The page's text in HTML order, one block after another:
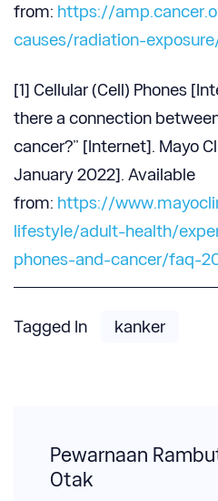
from: https://
causes/radiation-
[1] Cellular (Cell) Phones
there a connection
cancer?” [Internet]. Mayo
January 2022]. Available
from: https://
lifestyle/adult-health/
phones-and-cancer/faq-
Tagged In kanker
Navigation
Pewarnaan
Otak